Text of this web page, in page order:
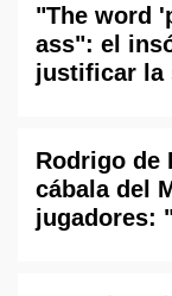
"The word
ass": el
justificar la
Rodrigo de
cábala del
jugadores: